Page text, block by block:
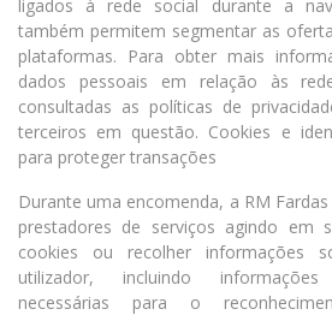
ligados à rede social durante a
também permitem segmentar as
plataformas. Para obter mais
dados pessoais em relação às
consultadas as políticas de
terceiros em questão. Cookies e
para proteger transações
Durante uma encomenda, a RM
prestadores de serviços agindo em
cookies ou recolher informações
utilizador, incluindo
necessárias para o